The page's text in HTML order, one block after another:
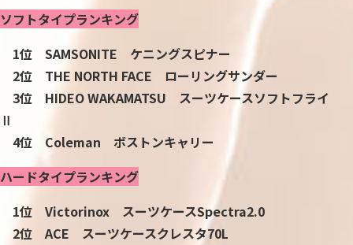
ソフトタイプランキング
1位 SAMSONITE ケニングスピナー
2位 THE NORTH FACE ローリングサンダー
3位 HIDEO WAKAMATSU スーツケースソフトフライ
Ⅱ
4位 Coleman ボストンキャリー
ハードタイプランキング
1位 Victorinox スーツケースSpectra2.0
2位 ACE スーツケースクレスタ70L